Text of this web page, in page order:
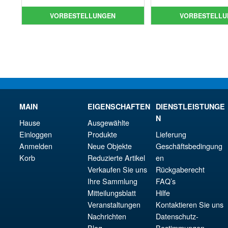
war:
€79.90
Preis
ist:
VORBESTELLUNGEN
ist:
MAIN
Hause
Einloggen
Anmelden
Korb
EIGENSCHAFTEN
Ausgewählte
Produkte
Neue Objekte
Reduzierte Artikel
Verkaufen Sie uns
Ihre Sammlung
Mitteilungsblatt
Veranstaltungen
Nachrichten
DIENSTLEISTUNGE
N
Lieferung
Geschäftsbedingung
en
Rückgaberecht
FAQ’s
Hilfe
Kontaktieren Sie uns
Datenschutz-